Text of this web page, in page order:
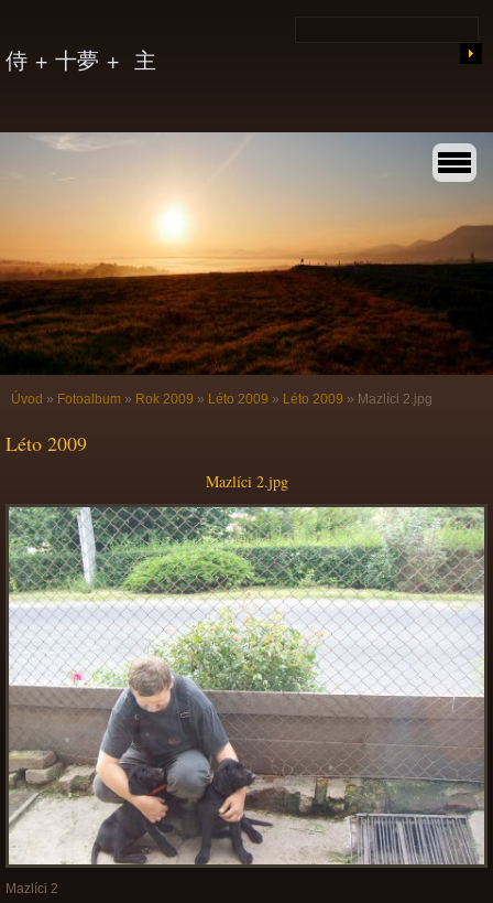
侍 + 十夢 + 主
Úvod » Fotoalbum » Rok 2009 » Léto 2009 » Léto 2009 » Mazlíci 2.jpg
Léto 2009
Mazlíci 2.jpg
Mazlíci 2